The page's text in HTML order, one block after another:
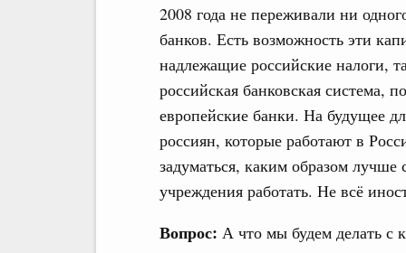
2008 года не переживали ни
банков. Есть возможность эти
надлежащие российские налоги,
российская банковская система,
европейские банки. На будущее
россиян, которые работают в
задуматься, каким образом лучше
учреждения работать. Не всё
Вопрос: А что мы будем делать с